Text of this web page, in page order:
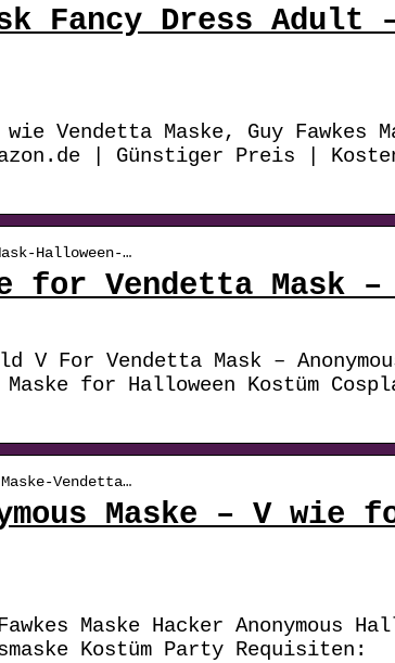
Fancy Dress Adult
wie Vendetta Maske, Guy Fawkes
| Günstiger Preis |
Halloween-…
wie for Vendetta Mask
V For Vendetta Mask –
Maske for Halloween Kostüm
Vendetta…
Maske – V wie
Maske Hacker Anonymous
Kostüm Party Requisiten: